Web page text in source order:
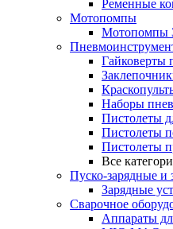
Ременные
Мотопомпы
Мотопомпы
Гайковерты
Наборы
Пистолеты
Пистолеты
Пистолеты
Все
Пуско-зарядные и
Зарядные
Сварочное
Аппараты